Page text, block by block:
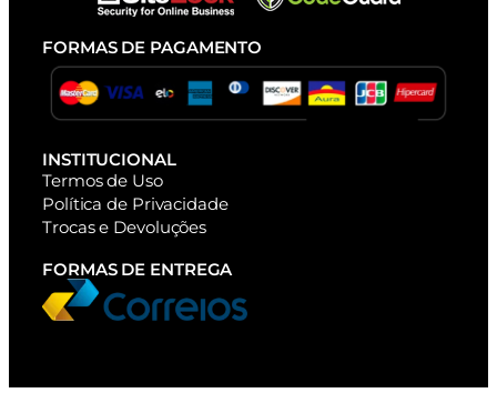
FORMAS DE PAGAMENTO
INSTITUCIONAL
Termos de Uso
Política de Privacidade
Trocas e Devoluções
FORMAS DE ENTREGA